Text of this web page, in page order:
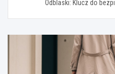
Odblaski: Klucz do